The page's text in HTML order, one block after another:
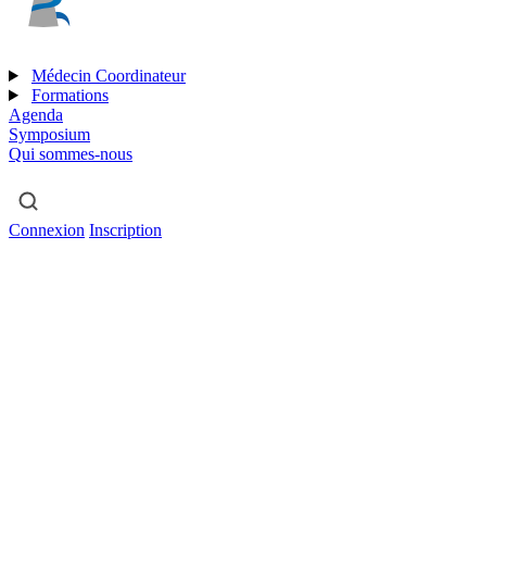
Médecin Coordinateur
Formations
Agenda
Symposium
Qui sommes-nous
Connexion Inscription